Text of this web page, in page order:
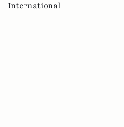
International